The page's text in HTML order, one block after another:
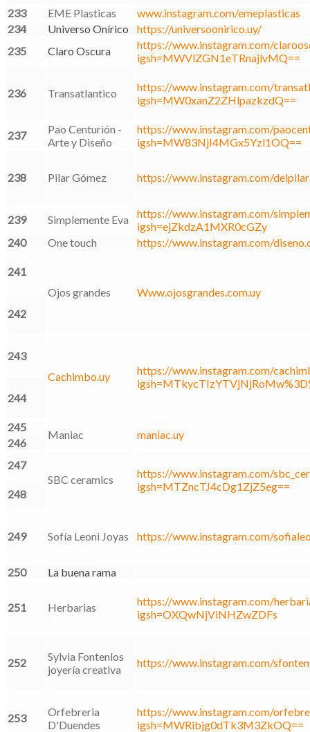
233 EME Plasticas
www.instagram.com/emeplasticas
234
Universo Onírico
https://universoonirico.uy/
235
Claro Oscura
https://www.instagram.com/
igsh=MWVlZGN1eTRnajlvMQ==
236 Transatlantico
https://www.instagram.com/
igsh=MW0xanZ2ZHlpazkzdQ==
237
Pao Centurión -
Arte y Diseño
https://www.instagram.com/
igsh=MW83NjI4MGx5Yzl1OQ==
238 Pilar Gómez https://www.instagram.com/
239 Simplemente Eva
https://www.instagram.com/
igsh=ejZkdzA1MXR0cGZy
240
One touch https://www.instagram.com/
241
Ojos grandes
Www.ojosgrandes.com.uy
242
243
Cachimbo.uy
https://www.instagram.com/
244
245
Maniac maniac.uy
246
247
SBC ceramics
https://www.instagram.com/
igsh=MTZncTJ4cDg1ZjZ5eg==
248
249 Sofía Leoni Joyas https://www.instagram.com/
250 La buena rama
251 Herbarias
https://www.instagram.com/
igsh=OXQwNjViNHZwZDFs
252
Sylvia Fontenlos
joyería creativa
https://www.instagram.com/
253
Orfebreria
D'Duendes
https://www.instagram.com/
igsh=MWRibjg0dTk3M3ZkOQ==